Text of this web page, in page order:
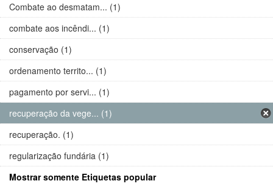
Combate ao desmatam... (1)
combate aos incêndi... (1)
conservação (1)
ordenamento territo... (1)
pagamento por servi... (1)
recuperação da vege... (1)
recuperação. (1)
regularização fundária (1)
Mostrar somente Etiquetas popular